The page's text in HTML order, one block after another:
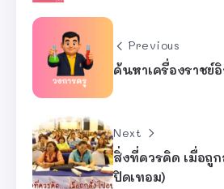
Previous
ค้นหาเครื่องราชย์
Next
สิ่งที่ควรคิด เมื่อถู
ปิดเทอม)